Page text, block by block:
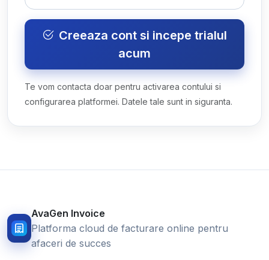
Creeaza cont si incepe trialul
acum
Te vom contacta doar pentru activarea contului si
configurarea platformei. Datele tale sunt in siguranta.
AvaGen Invoice
Platforma cloud de facturare online pentru
afaceri de succes